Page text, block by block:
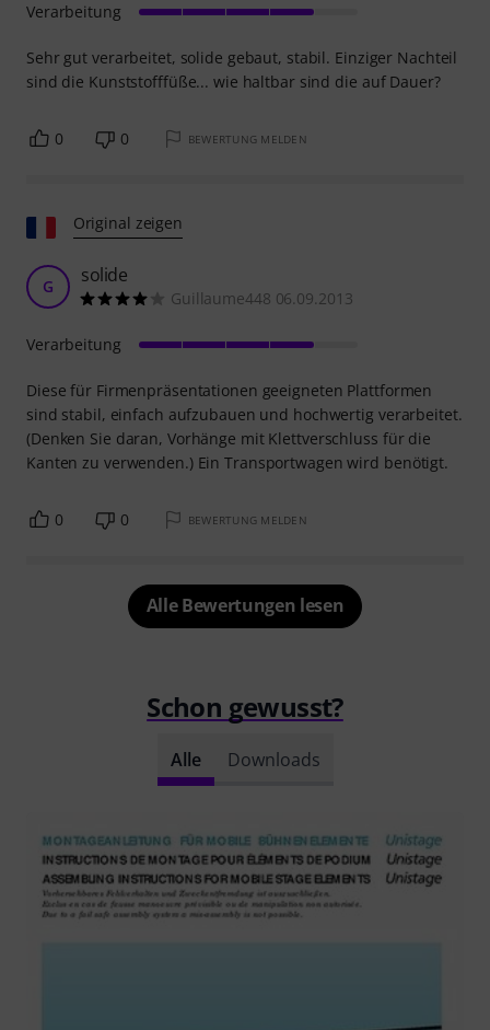
Sehr gut verarbeitet, solide gebaut, stabil. Einziger Nachteil
sind die Kunststofffüße... wie haltbar sind die auf Dauer?
Verarbeitung
0 0 BEWERTUNG MELDEN
Original zeigen
G solide
Guillaume448 06.09.2013
Diese für Firmenpräsentationen geeigneten Plattformen
sind stabil, einfach aufzubauen und hochwertig verarbeitet.
(Denken Sie daran, Vorhänge mit Klettverschluss für die
Kanten zu verwenden.) Ein Transportwagen wird benötigt.
Verarbeitung
0 0 BEWERTUNG MELDEN
Alle Bewertungen lesen
Schon gewusst?
Alle Downloads